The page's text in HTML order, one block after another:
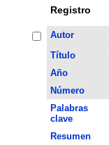
Registro
Autor
Título
Año
Número
Palabras
clave
Resumen